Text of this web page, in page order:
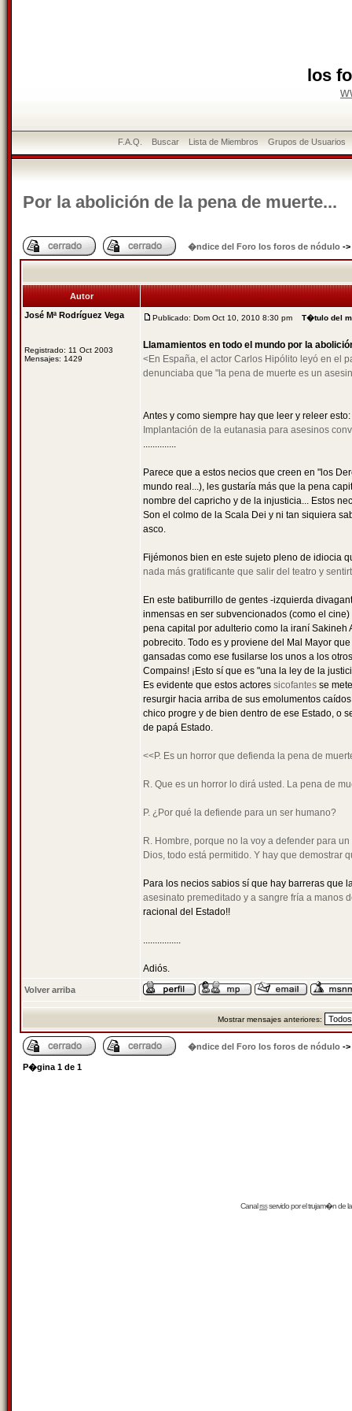
los
F.A.Q. Buscar Lista de Miembros Grupos de Usuarios
Por la abolición de la pena de muerte...
�ndice del Foro los foros de nódulo ->
Autor
José Mª Rodríguez Vega
Registrado: 11 Oct 2003
Mensajes: 1429
Publicado: Dom Oct 10, 2010 8:30 pm T�tulo del
Llamamientos en todo el mundo por la
<En España, el actor Carlos Hipólito leyó en el
denunciaba que "la pena de muerte es un
Antes y como siempre hay que leer y releer esto:
Implantación de la eutanasia para asesinos
..............
Parece que a estos necios que creen en "los
mundo real...), les gustaría más que la pena
nombre del capricho y de la injusticia... Estos
Son el colmo de la Scala Dei y ni tan siquiera
asco.
Fijémonos bien en este sujeto pleno de idiocia
nada más gratificante que salir del teatro y
En este batiburrillo de gentes -izquierda
inmensas en ser subvencionados (como el
pena capital por adulterio como la iraní
pobrecito. Todo es y proviene del Mal Mayor
gansadas como ese fusilarse los unos a los
Compains! ¡Esto sí que es "una la ley de la
Es evidente que estos actores sicofantes se
resurgir hacia arriba de sus emolumentos
chico progre y de bien dentro de ese Estado, o
de papá Estado.
<<P. Es un horror que defienda la pena de
R. Que es un horror lo dirá usted. La pena de
P. ¿Por qué la defiende para un ser humano?
R. Hombre, porque no la voy a defender para
Dios, todo está permitido. Y hay que demostrar
Para los necios sabios sí que hay barreras que
asesinato premeditado y a sangre fría a manos
racional del Estado!!
................
Adiós.
Volver arriba
Mostrar mensajes anteriores:
�ndice del Foro los foros de nódulo ->
P�gina 1 de 1
Canalrssservido por eltrujam�nde